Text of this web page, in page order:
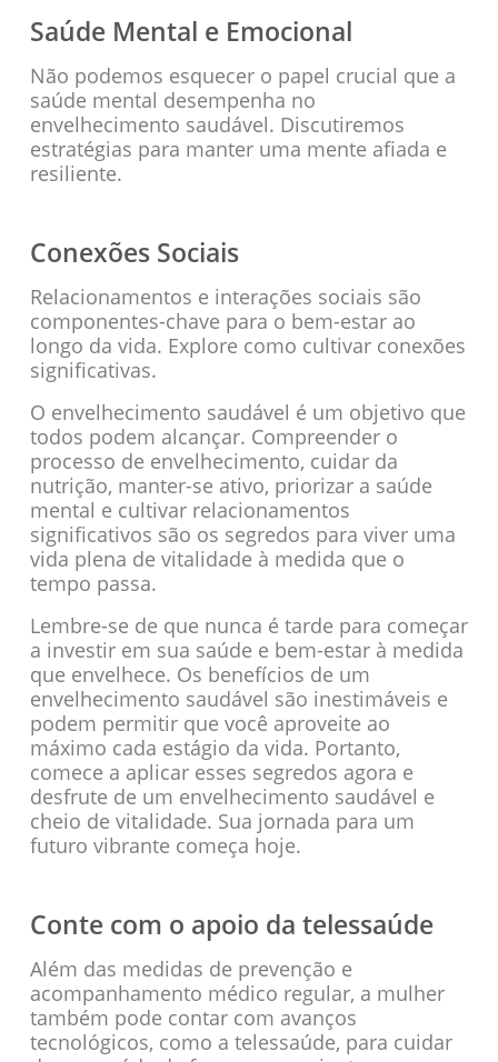
Saúde Mental e Emocional
Não podemos esquecer o papel crucial que a
saúde mental desempenha no
envelhecimento saudável. Discutiremos
estratégias para manter uma mente afiada e
resiliente.
Conexões Sociais
Relacionamentos e interações sociais são
componentes-chave para o bem-estar ao
longo da vida. Explore como cultivar conexões
significativas.
O envelhecimento saudável é um objetivo que
todos podem alcançar. Compreender o
processo de envelhecimento, cuidar da
nutrição, manter-se ativo, priorizar a saúde
mental e cultivar relacionamentos
significativos são os segredos para viver uma
vida plena de vitalidade à medida que o
tempo passa.
Lembre-se de que nunca é tarde para começar
a investir em sua saúde e bem-estar à medida
que envelhece. Os benefícios de um
envelhecimento saudável são inestimáveis e
podem permitir que você aproveite ao
máximo cada estágio da vida. Portanto,
comece a aplicar esses segredos agora e
desfrute de um envelhecimento saudável e
cheio de vitalidade. Sua jornada para um
futuro vibrante começa hoje.
Conte com o apoio da telessaúde
Além das medidas de prevenção e
acompanhamento médico regular, a mulher
também pode contar com avanços
tecnológicos, como a telessaúde, para cuidar